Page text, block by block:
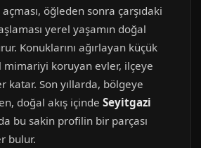
açması, öğleden sonra çarşıdaki
yerel yaşamın doğal
Konuklarını ağırlayan küçük
mimariyi koruyan evler, ilçeye
katar. Son yıllarda, bölgeye
doğal akış içinde Seyitgazi
bu sakin profilin bir parçası
bulur.